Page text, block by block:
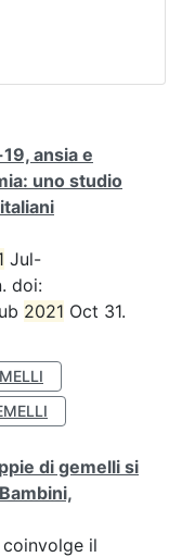
ansia e
uno studio
Jul-
doi:
2021 Oct 31.
di gemelli si
coinvolge il